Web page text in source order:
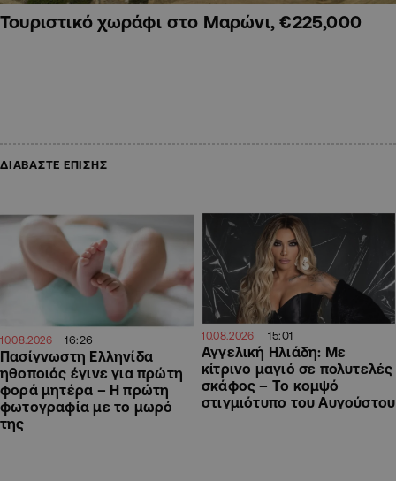
Τουριστικό χωράφι στο Μαρώνι, €225,000
ΔΙΑΒΑΣΤΕ ΕΠΙΣΗΣ
10.08.2026 16:26
Πασίγνωστη Ελληνίδα
ηθοποιός έγινε για πρώτη
φορά μητέρα – Η πρώτη
φωτογραφία με το μωρό
της
10.08.2026 15:01
Αγγελική Ηλιάδη: Με
κίτρινο μαγιό σε πολυτελές
σκάφος – Το κομψό
στιγμιότυπο του Αυγούστου